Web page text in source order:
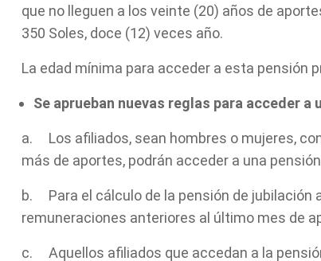
que no lleguen a los veinte (20) años de
350 Soles, doce (12) veces año.
La edad mínima para acceder a esta pensión
Se aprueban nuevas reglas para acceder a
a. Los afiliados, sean hombres o mujeres,
más de aportes, podrán acceder a una
b. Para el cálculo de la pensión de jubilación
remuneraciones anteriores al último mes de
c. Aquellos afiliados que accedan a la